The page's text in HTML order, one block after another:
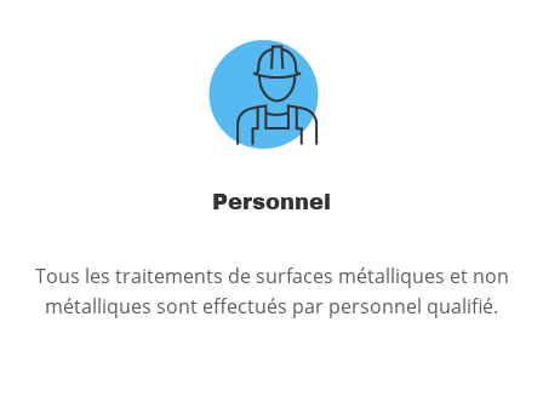
Personnel
Tous les traitements de surfaces métalliques et non
métalliques sont effectués par personnel qualifié.